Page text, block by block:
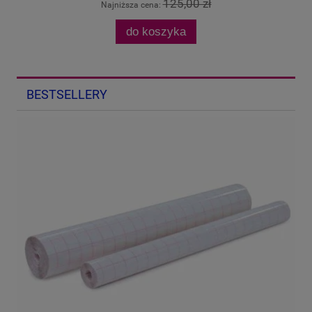
Najniższa cena:125,00 zł
do koszyka
BESTSELLERY